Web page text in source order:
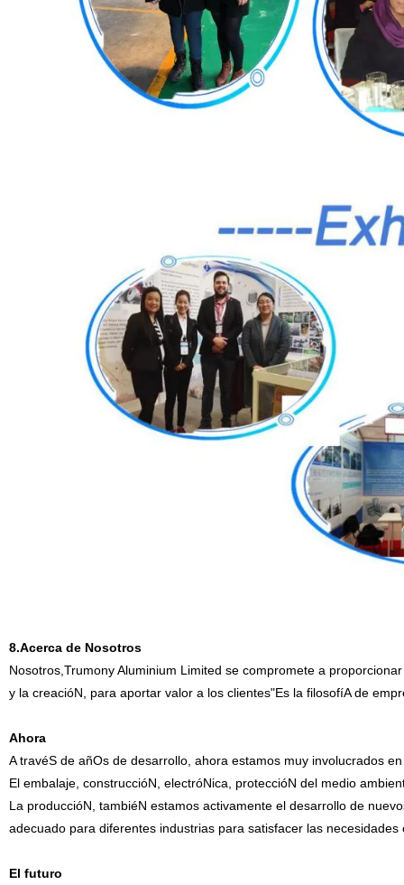
8.Acerca de Nosotros
Nosotros,Trumony Aluminium Limited se compromete a
y la creacióN, para aportar valor a los clientes"Es la filosofíA de
Ahora
A travéS de añOs de desarrollo, ahora estamos muy involucrados
El embalaje, construccióN, electróNica, proteccióN del medio
La produccióN, tambiéN estamos activamente el desarrollo de
adecuado para diferentes industrias para satisfacer las necesidades
El futuro